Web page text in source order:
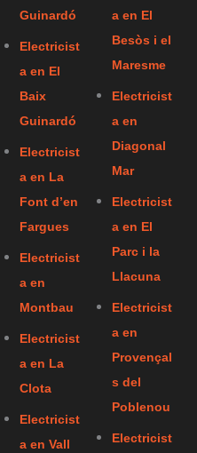
Guinardó
Electricist
a en El
Baix
Guinardó
Electricist
a en La
Font d’en
Fargues
Electricist
a en
Montbau
Electricist
a en La
Clota
Electricist
a en Vall
a en El
Besòs i el
Maresme
Electricist
a en
Diagonal
Mar
Electricist
a en El
Parc i la
Llacuna
Electricist
a en
Provençal
s del
Poblenou
Electricist